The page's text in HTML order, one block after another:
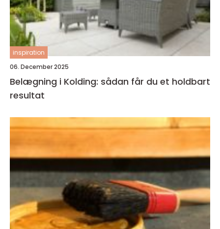
inspiration
06. December 2025
Belægning i Kolding: sådan får du et holdbart
resultat